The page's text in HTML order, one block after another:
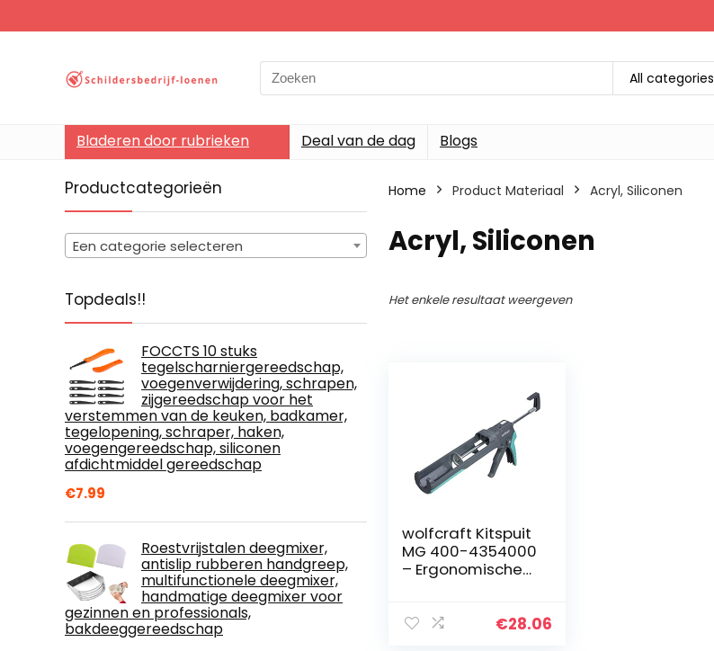
Search
for:
All categories
Bladeren door rubrieken Deal van de dag Blogs
Productcategorieën
Een categorie selecteren
Topdeals!!
FOCCTS 10 stuks
tegelscharniergereedschap,
voegenverwijdering, schrapen,
zijgereedschap voor het
verstemmen van de keuken, badkamer,
tegelopening, schraper, haken,
voegengereedschap, siliconen
afdichtmiddel gereedschap
€7.99
Roestvrijstalen deegmixer,
antislip rubberen handgreep,
multifunctionele deegmixer,
handmatige deegmixer voor
gezinnen en professionals,
bakdeeggereedschap
Home Product Materiaal ‎Acryl, Siliconen
‎Acryl, Siliconen
Het enkele resultaat weergeven
wolfcraft Kitspuit
MG 400-4354000
– Ergonomische
ling
€28.06